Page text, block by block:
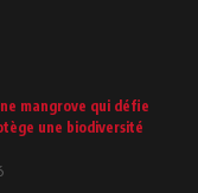
mangrove qui défie
une biodiversité